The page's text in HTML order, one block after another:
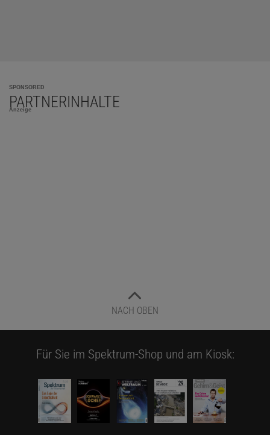
SPONSORED
PARTNERINHALTE
Anzeige
NACH OBEN
Für Sie im Spektrum-Shop und am Kiosk: